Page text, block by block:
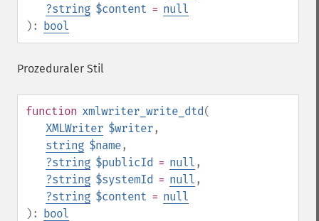
?string $content = null
): bool
Prozeduraler Stil
function xmlwriter_write_dtd(
XMLWriter $writer,
string $name,
?string $publicId = null ,
?string $systemId = null ,
?string $content = null
): bool